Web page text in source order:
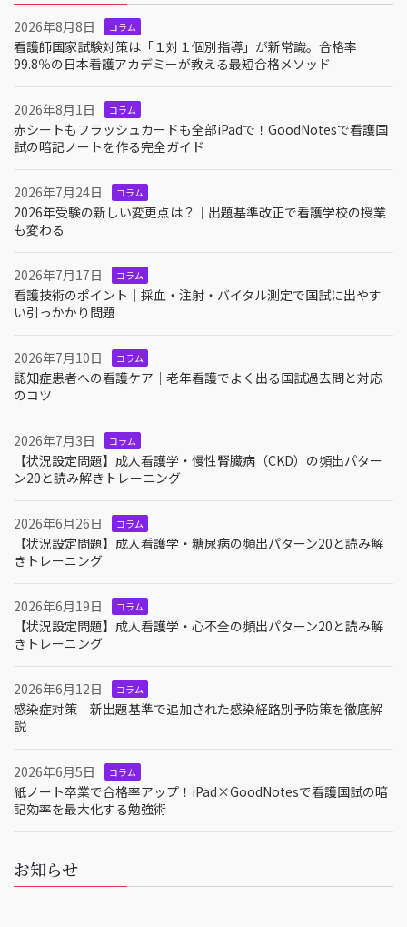
2026年8月8日 コラム
看護師国家試験対策は「１対１個別指導」が新常識。合格率
99.8％の日本看護アカデミーが教える最短合格メソッド
2026年8月1日 コラム
赤シートもフラッシュカードも全部iPadで！GoodNotesで看護国
試の暗記ノートを作る完全ガイド
2026年7月24日 コラム
2026年受験の新しい変更点は？｜出題基準改正で看護学校の授業
も変わる
2026年7月17日 コラム
看護技術のポイント｜採血・注射・バイタル測定で国試に出やす
い引っかかり問題
2026年7月10日 コラム
認知症患者への看護ケア｜老年看護でよく出る国試過去問と対応
のコツ
2026年7月3日 コラム
【状況設定問題】成人看護学・慢性腎臓病（CKD）の頻出パター
ン20と読み解きトレーニング
2026年6月26日 コラム
【状況設定問題】成人看護学・糖尿病の頻出パターン20と読み解
きトレーニング
2026年6月19日 コラム
【状況設定問題】成人看護学・心不全の頻出パターン20と読み解
きトレーニング
2026年6月12日 コラム
感染症対策｜新出題基準で追加された感染経路別予防策を徹底解
説
2026年6月5日 コラム
紙ノート卒業で合格率アップ！iPad×GoodNotesで看護国試の暗
記効率を最大化する勉強術
お知らせ